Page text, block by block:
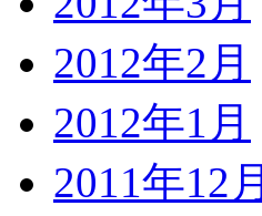
2012年2月
2012年1月
2011年12月